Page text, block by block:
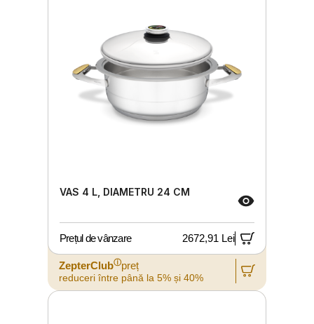
VAS 4 L, DIAMETRU 24 CM
Prețul de vânzare 2672,91 Lei
ZepterClubⓘpreț
reduceri între până la 5% și 40%